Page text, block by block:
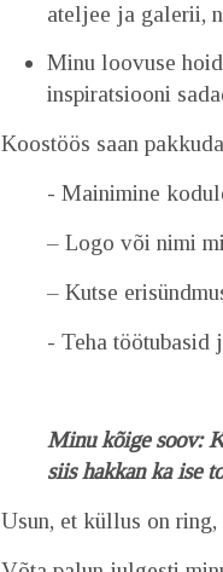
ateljee ja galerii,
Minu loovuse
inspiratsiooni
Koostöös saan
- Mainimine
– Logo või nimi
– Kutse
- Teha töötubasid
Minu kõige soov:
siis hakkan ka ise
Usun, et küllus on